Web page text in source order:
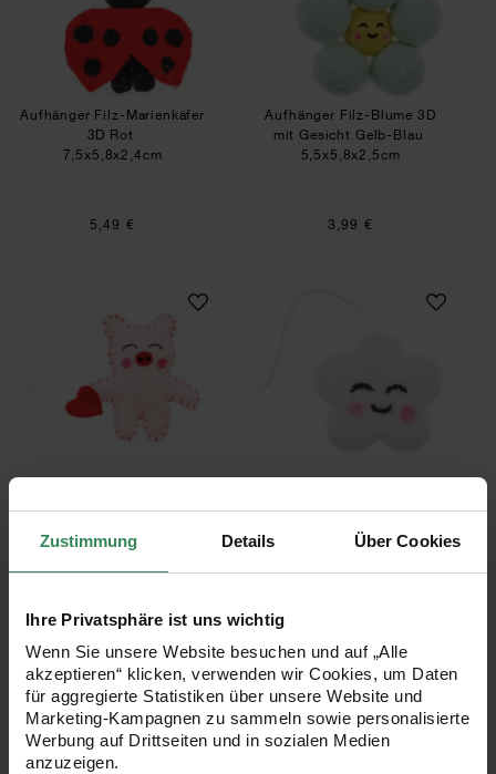
Zustimmung Details Über Cookies
Ihre Privatsphäre ist uns wichtig
Wenn Sie unsere Website besuchen und auf „Alle
akzeptieren“ klicken, verwenden wir Cookies, um Daten
für aggregierte Statistiken über unsere Website und
Marketing-Kampagnen zu sammeln sowie personalisierte
Werbung auf Drittseiten und in sozialen Medien
anzuzeigen.
Aufhänger Filz-Marienkäfer
3D Rot
7,5x5,8x2,4cm
5,49 €
Aufhänger Filz-Blume 3D
mit Gesicht Gelb-Blau
5,5x5,8x2,5cm
3,99 €
Aufhänger Filz-Schwein 2D RosaAufhänger Filz-
Aufhänger Filz-Biene 3D GelbAufhänger Filz-